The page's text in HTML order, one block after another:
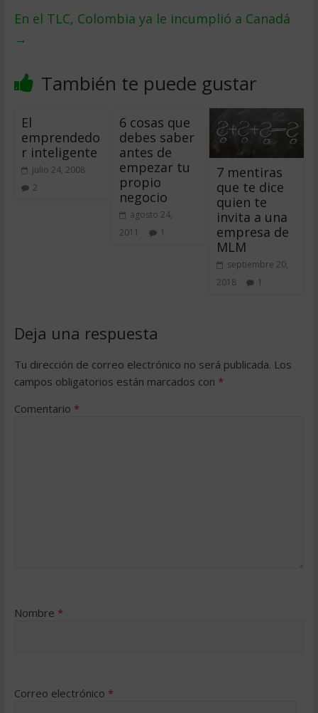
En el TLC, Colombia ya le incumplió a Canadá
→
También te puede gustar
El
emprendedo
r inteligente
julio 24, 2008
2
6 cosas que
debes saber
antes de
empezar tu
propio
negocio
agosto 24,
2011
1
7 mentiras
que te dice
quien te
invita a una
empresa de
MLM
septiembre 20,
2018
1
Deja una respuesta
Tu dirección de correo electrónico no será publicada. Los
campos obligatorios están marcados con *
Comentario *
Nombre *
Correo electrónico *